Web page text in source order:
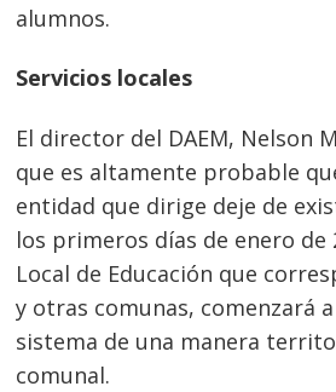
alumnos.
Servicios locales
El director del DAEM, Nelson
que es altamente probable
entidad que dirige deje de
los primeros días de enero de
Local de Educación que
y otras comunas, comenzará
sistema de una manera
comunal.